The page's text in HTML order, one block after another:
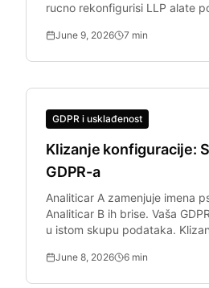
rucno rekonfigurisi LLP alate
June 9, 2026 7 min
GDPR i usklađenost
Klizanje konfiguracije:
GDPR-a
Analiticar A zamenjuje imena
Analiticar B ih brise. Vaša
u istom skupu podataka.
rizik uskladenosti.
June 8, 2026 6 min